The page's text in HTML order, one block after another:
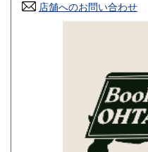
香川県 350円
350円
350円
店舗へのお問い合わせ